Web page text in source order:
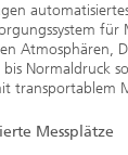
Atmosphären,
bis Normaldruck
transportablem
Messplätze